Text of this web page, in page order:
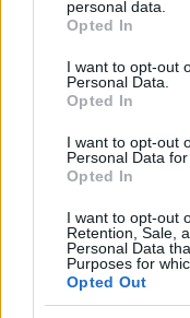
grant or deny
use your data for
consent section.
personal data.
Opted In
I want to opt-out
Personal Data.
Opted In
I want to opt-out
Personal Data
Opted In
I want to opt-out
Retention, Sale,
Personal Data
Purposes for
Opted Out
Cadena perpetua
adolescente
Diego Martín · 6 Ago 2026